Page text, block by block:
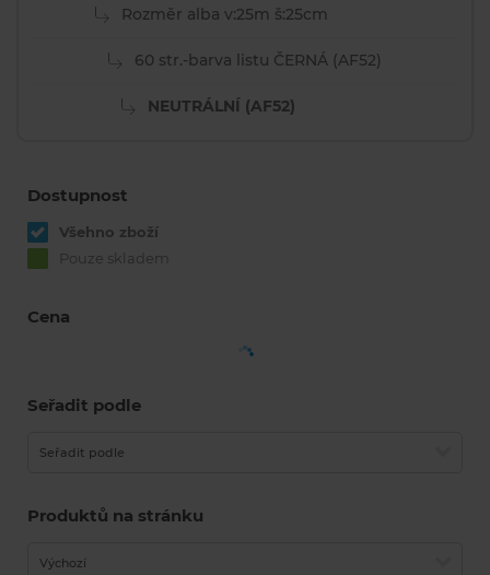
Rozměr alba v:25m š:25cm
60 str.-barva listu ČERNÁ (AF52)
NEUTRÁLNÍ (AF52)
Dostupnost
Všehno zboží
Pouze skladem
Cena
Seřadit podle
Seřadit podle
Produktů na stránku
Výchozí